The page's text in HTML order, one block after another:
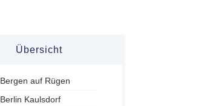
Übersicht
Bergen auf Rügen
Berlin Kaulsdorf